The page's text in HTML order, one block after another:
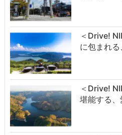
＜Drive!
に包まれ
＜Drive!
堪能する